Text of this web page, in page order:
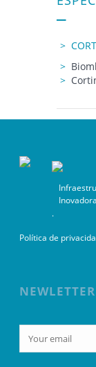
.
Política de
NEWLETTER